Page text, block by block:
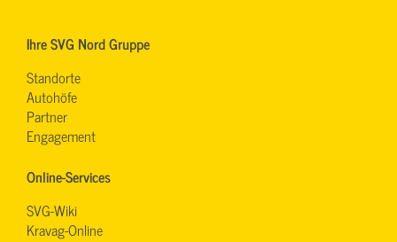
Ihre SVG Nord Gruppe
Standorte
Autohöfe
Partner
Engagement
Online-Services
SVG-Wiki
Kravag-Online